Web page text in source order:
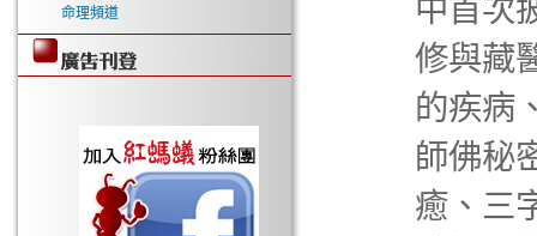
命理頻道
中首次
修與藏
的疾病
師佛秘
癒、三